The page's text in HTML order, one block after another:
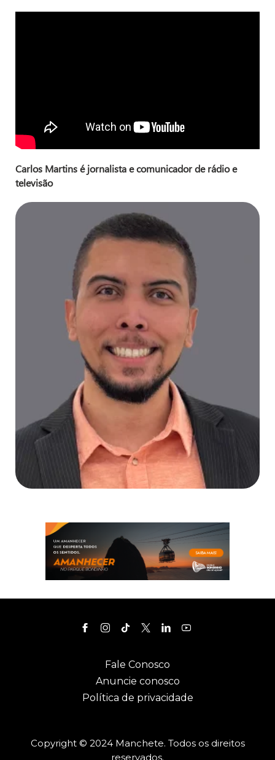
Carlos Martins é jornalista e comunicador de rádio e
televisão
Fale Conosco
Anuncie conosco
Política de privacidade
Copyright © 2024 Manchete. Todos os direitos
reservados.